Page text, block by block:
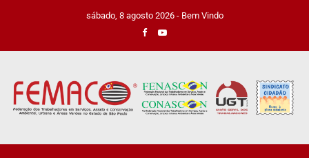
sábado, 8 agosto 2026 - Bem Vindo